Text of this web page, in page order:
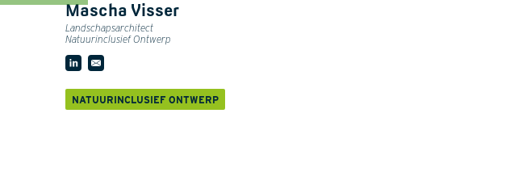
Mascha Visser
Landschapsarchitect
Natuurinclusief Ontwerp
NATUURINCLUSIEF ONTWERP